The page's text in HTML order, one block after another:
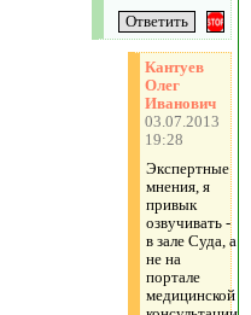
Кантуев
Олег
Иванович
03.07.2013
19:28
Экспертные
мнения, я
привык
озвучивать -
в зале Суда, а
не на
портале
медицинской